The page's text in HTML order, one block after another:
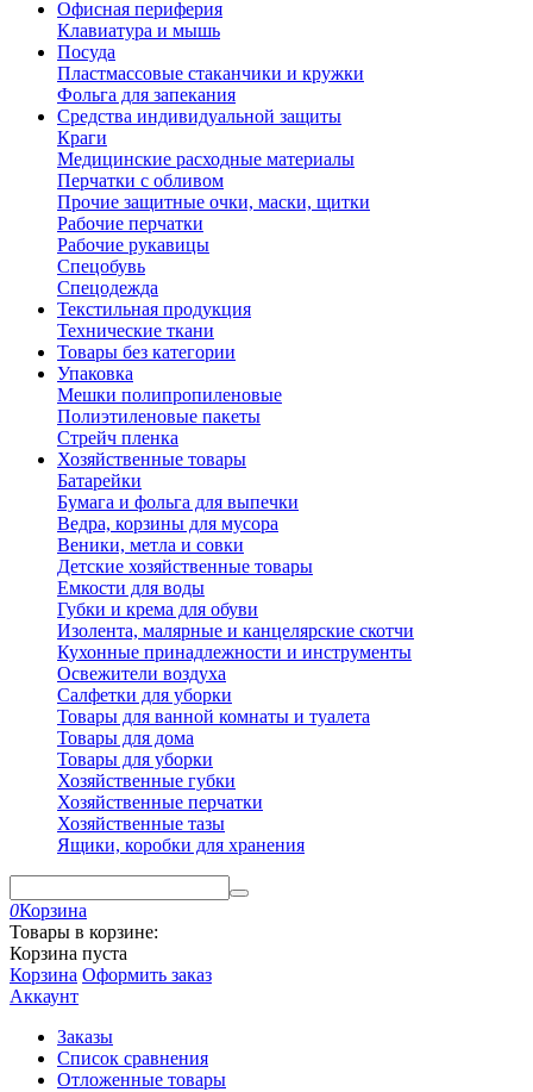
Офисная периферия
Клавиатура и мышь
Посуда
Пластмассовые стаканчики и кружки
Фольга для запекания
Средства индивидуальной защиты
Краги
Медицинские расходные материалы
Перчатки с обливом
Прочие защитные очки, маски, щитки
Рабочие перчатки
Рабочие рукавицы
Спецобувь
Спецодежда
Текстильная продукция
Технические ткани
Товары без категории
Упаковка
Мешки полипропиленовые
Полиэтиленовые пакеты
Стрейч пленка
Хозяйственные товары
Батарейки
Бумага и фольга для выпечки
Ведра, корзины для мусора
Веники, метла и совки
Детские хозяйственные товары
Емкости для воды
Губки и крема для обуви
Изолента, малярные и канцелярские скотчи
Кухонные принадлежности и инструменты
Освежители воздуха
Салфетки для уборки
Товары для ванной комнаты и туалета
Товары для дома
Товары для уборки
Хозяйственные губки
Хозяйственные перчатки
Хозяйственные тазы
Ящики, коробки для хранения
0Корзина
Товары в корзине:
Корзина пуста
Корзина Оформить заказ
Аккаунт
Заказы
Список сравнения
Отложенные товары